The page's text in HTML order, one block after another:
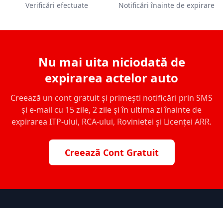
Verificări efectuate Notificări înainte de expirare
Nu mai uita niciodată de
expirarea actelor auto
Creează un cont gratuit și primești notificări prin SMS
și e-mail cu 15 zile, 2 zile și în ultima zi înainte de
expirarea ITP-ului, RCA-ului, Rovinietei și Licenței ARR.
Creează Cont Gratuit